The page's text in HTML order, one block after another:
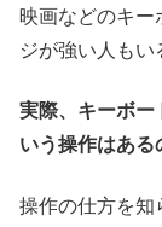
映画などのキー
ジが強い人もい
実際、キーボー
いう操作はある
操作の仕方を知